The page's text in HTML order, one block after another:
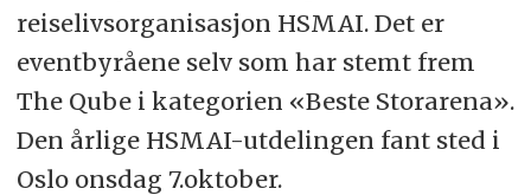
reiselivsorganisasjon HSMAI. Det er
eventbyråene selv som har stemt frem
The Qube i kategorien «Beste Storarena».
Den årlige HSMAI-utdelingen fant sted i
Oslo onsdag 7.oktober.